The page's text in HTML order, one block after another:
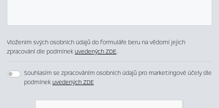
Vložením svých osobních údajů do formuláře beru na vědomí jejich
zpracování dle podmínekuvedených ZDE.
Souhlasím se zpracováním osobních údajů pro marketingové účely dle
podmínekuvedených ZDE